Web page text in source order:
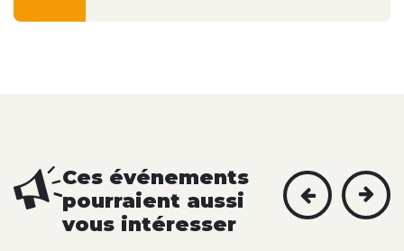
Ces événements
pourraient aussi
vous intéresser